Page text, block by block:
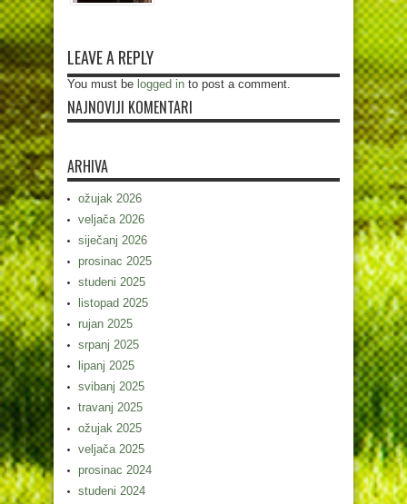
LEAVE A REPLY
You must be logged in to post a comment.
NAJNOVIJI KOMENTARI
ARHIVA
ožujak 2026
veljača 2026
siječanj 2026
prosinac 2025
studeni 2025
listopad 2025
rujan 2025
srpanj 2025
lipanj 2025
svibanj 2025
travanj 2025
ožujak 2025
veljača 2025
prosinac 2024
studeni 2024